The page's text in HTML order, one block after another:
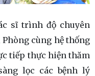
sĩ trình độ chuyên
cùng hệ thống
tiếp thực hiện thăm
lọc các bệnh lý